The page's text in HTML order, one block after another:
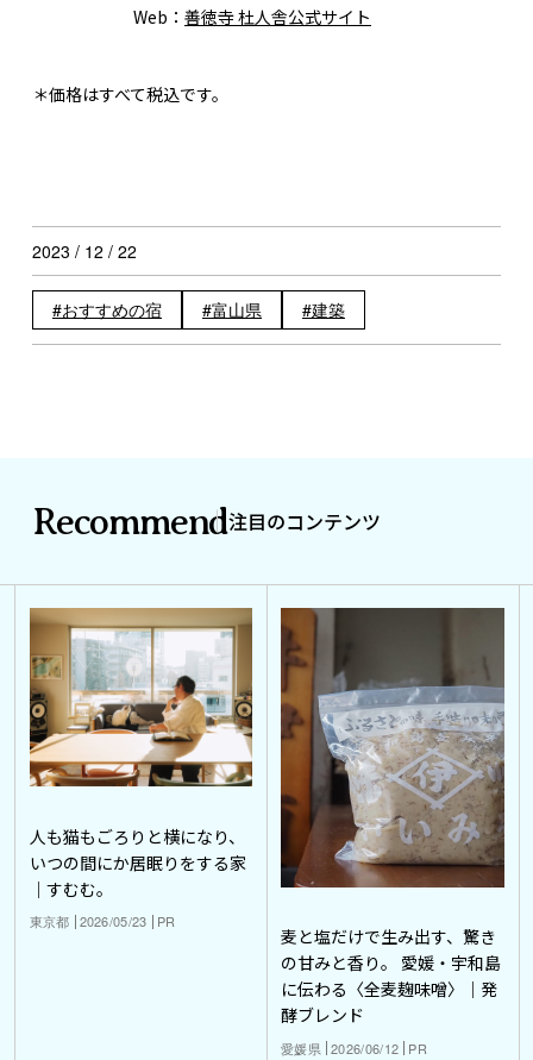
Web： 善徳寺 杜人舎公式サイト
＊価格はすべて税込です。
2023 / 12 / 22
おすすめの宿 富山県 建築
Recommend注目のコンテンツ
人も猫もごろりと横になり、
いつの間にか居眠りをする家
｜すむむ。
東京都 2026/05/23 PR
麦と塩だけで生み出す、驚き
の甘みと香り。 愛媛・宇和島
に伝わる〈全麦麹味噌〉｜発
酵ブレンド
愛媛県 2026/06/12 PR